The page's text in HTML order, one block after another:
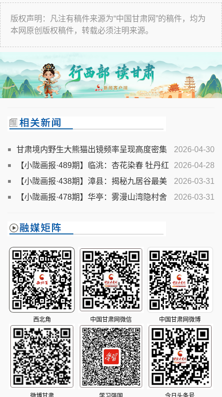
版权声明：凡注有稿件来源为“中国甘肃网”的稿件，均为
本网原创版权稿件，转载必须注明来源。
2026-04-30
甘肃境内野生大熊猫出镜频率呈现高度密集
特征
2026-04-28
【小陇画报·489期】临洮：杏花染春 牡丹红
透洮河畔
2026-03-31
【小陇画报·438期】漳县：揭秘九居谷最美
丹霞奇观
2026-03-31
【小陇画报·478期】华亭：雾漫山湾隐村舍
西北角 中国甘肃网微信 中国甘肃网微博